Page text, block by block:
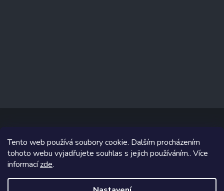
Tento web používá soubory cookie. Dalším procházením
tohoto webu vyjadřujete souhlas s jejich používáním.. Více
informacízde.
Copyright 2026prodejnaporcelanu.cz . Všechna práva vyhrazena.
Grafický návrh vytvořil a na Shoptet implementoval
Shoptetak.cz.